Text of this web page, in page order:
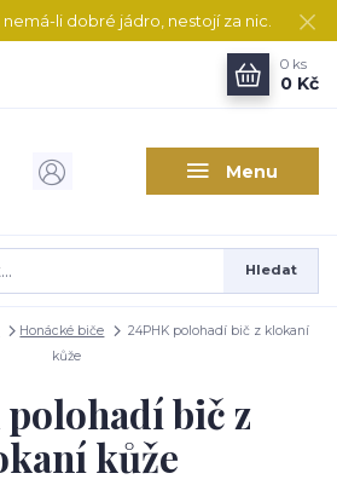
li dobré jádro, nestojí za nic.
Menu
Hledat
0 ks
0 Kč
Honácké biče
24PHK polohadí bič z klokaní
kůže
polohadí bič z
kůže